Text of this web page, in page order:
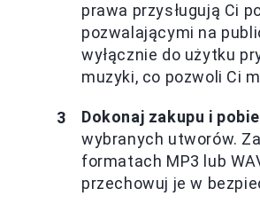
prawa przysługują Ci
pozwalającymi na
wyłącznie do użytku
muzyki, co pozwoli Ci
Dokonaj zakupu i
wybranych utworów.
formatach MP3 lub
przechowuj je w